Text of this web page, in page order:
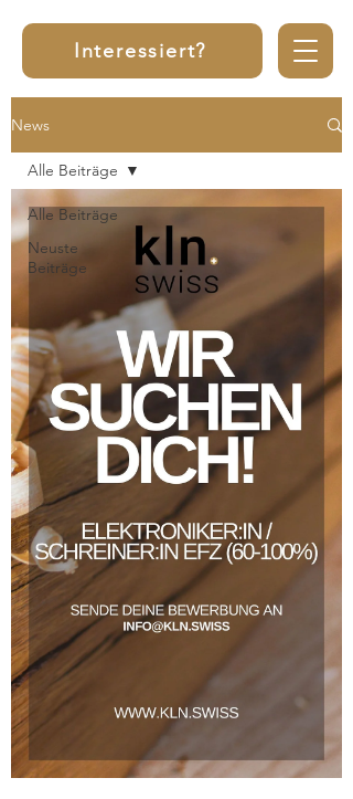
Interessiert?
News
Alle Beiträge
Neuste
Beiträge
Alle Beiträge